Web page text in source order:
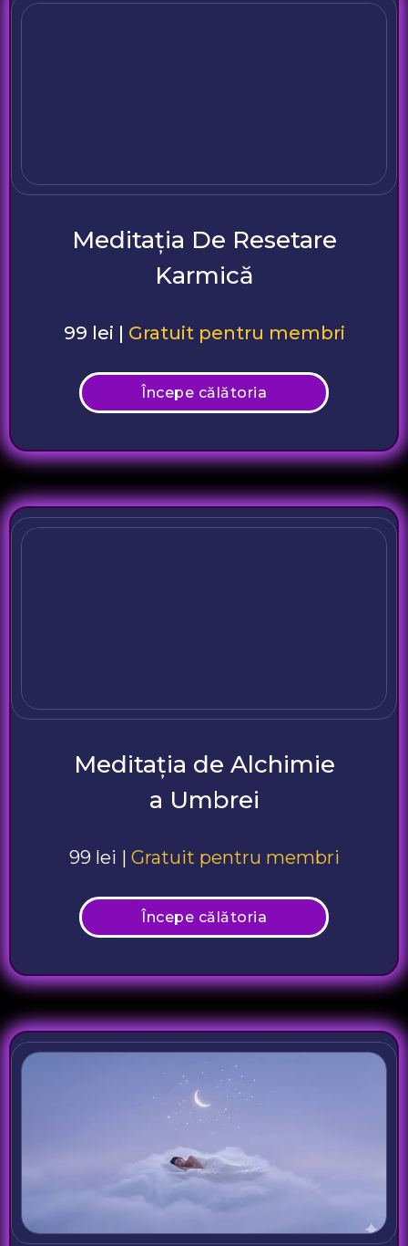
Meditația De Resetare
Karmică
99 lei | Gratuit pentru membri
Începe călătoria
Meditația de Alchimie
a Umbrei
99 lei | Gratuit pentru membri
Începe călătoria